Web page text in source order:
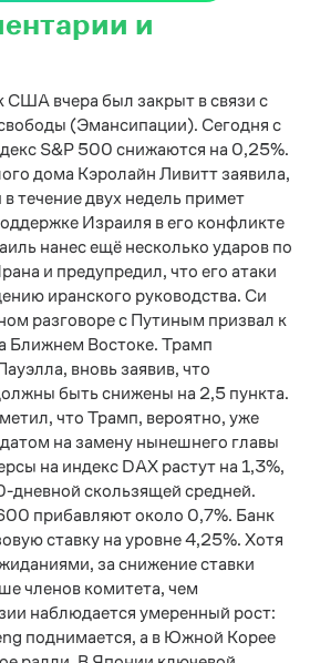
и
США вчера был закрыт в связи с
(Эмансипации). Сегодня с
S&P 500 снижаются на 0,25%.
дома Кэролайн Ливитт заявила,
течение двух недель примет
Израиля в его конфликте
нанес ещё несколько ударов по
и предупредил, что его атаки
иранского руководства. Си
разговоре с Путиным призвал к
Ближнем Востоке. Трамп
вновь заявив, что
быть снижены на 2,5 пункта.
что Трамп, вероятно, уже
на замену нынешнего главы
на индекс DAX растут на 1,3%,
дневной скользящей средней.
прибавляют около 0,7%. Банк
ставку на уровне 4,25%. Хотя
за снижение ставки
членов комитета, чем
наблюдается умеренный рост:
поднимается, а в Южной Корее